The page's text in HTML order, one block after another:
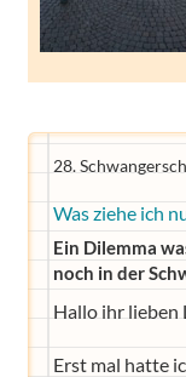
28.
Was ziehe ich
Ein Dilemma
noch in der
Hallo ihr lieben
Erst mal hatte